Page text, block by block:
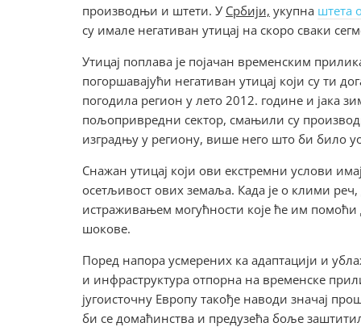
производњи и штети. У Србији, укупна штета
су имале негативан утицај на скоро сваки
Утицај поплава је појачан временским
погоршавајући негативан утицај који су ти
погодила регион у лето 2012. године и јака
пољопривредни сектор, смањили су
изградњу у региону, више него што би било
Снажан утицај који ови екстремни услови
осетљивост ових земаља. Када је о клими
истраживањем могућности које ће им
шокове.
Поред напора усмерених ка адаптацији и
и инфраструктура отпорна на временске
југоисточну Европу такође наводи значај
би се домаћинства и предузећа боље